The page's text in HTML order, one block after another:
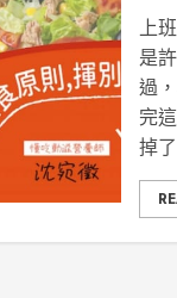
上
是
過
完
掉